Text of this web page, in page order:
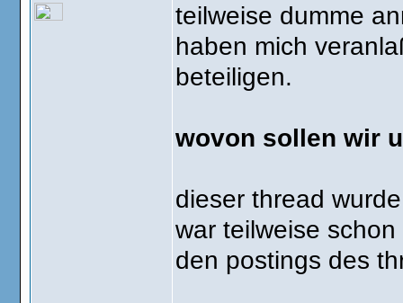
teilweise dumme
haben mich
beteiligen.
wovon sollen wir
dieser thread
war teilweise
den postings des